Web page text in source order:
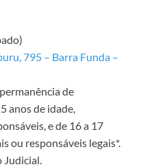
795 – Barra Funda –
de
anos de idade,
e de 16 a 17
ou responsáveis legais*.